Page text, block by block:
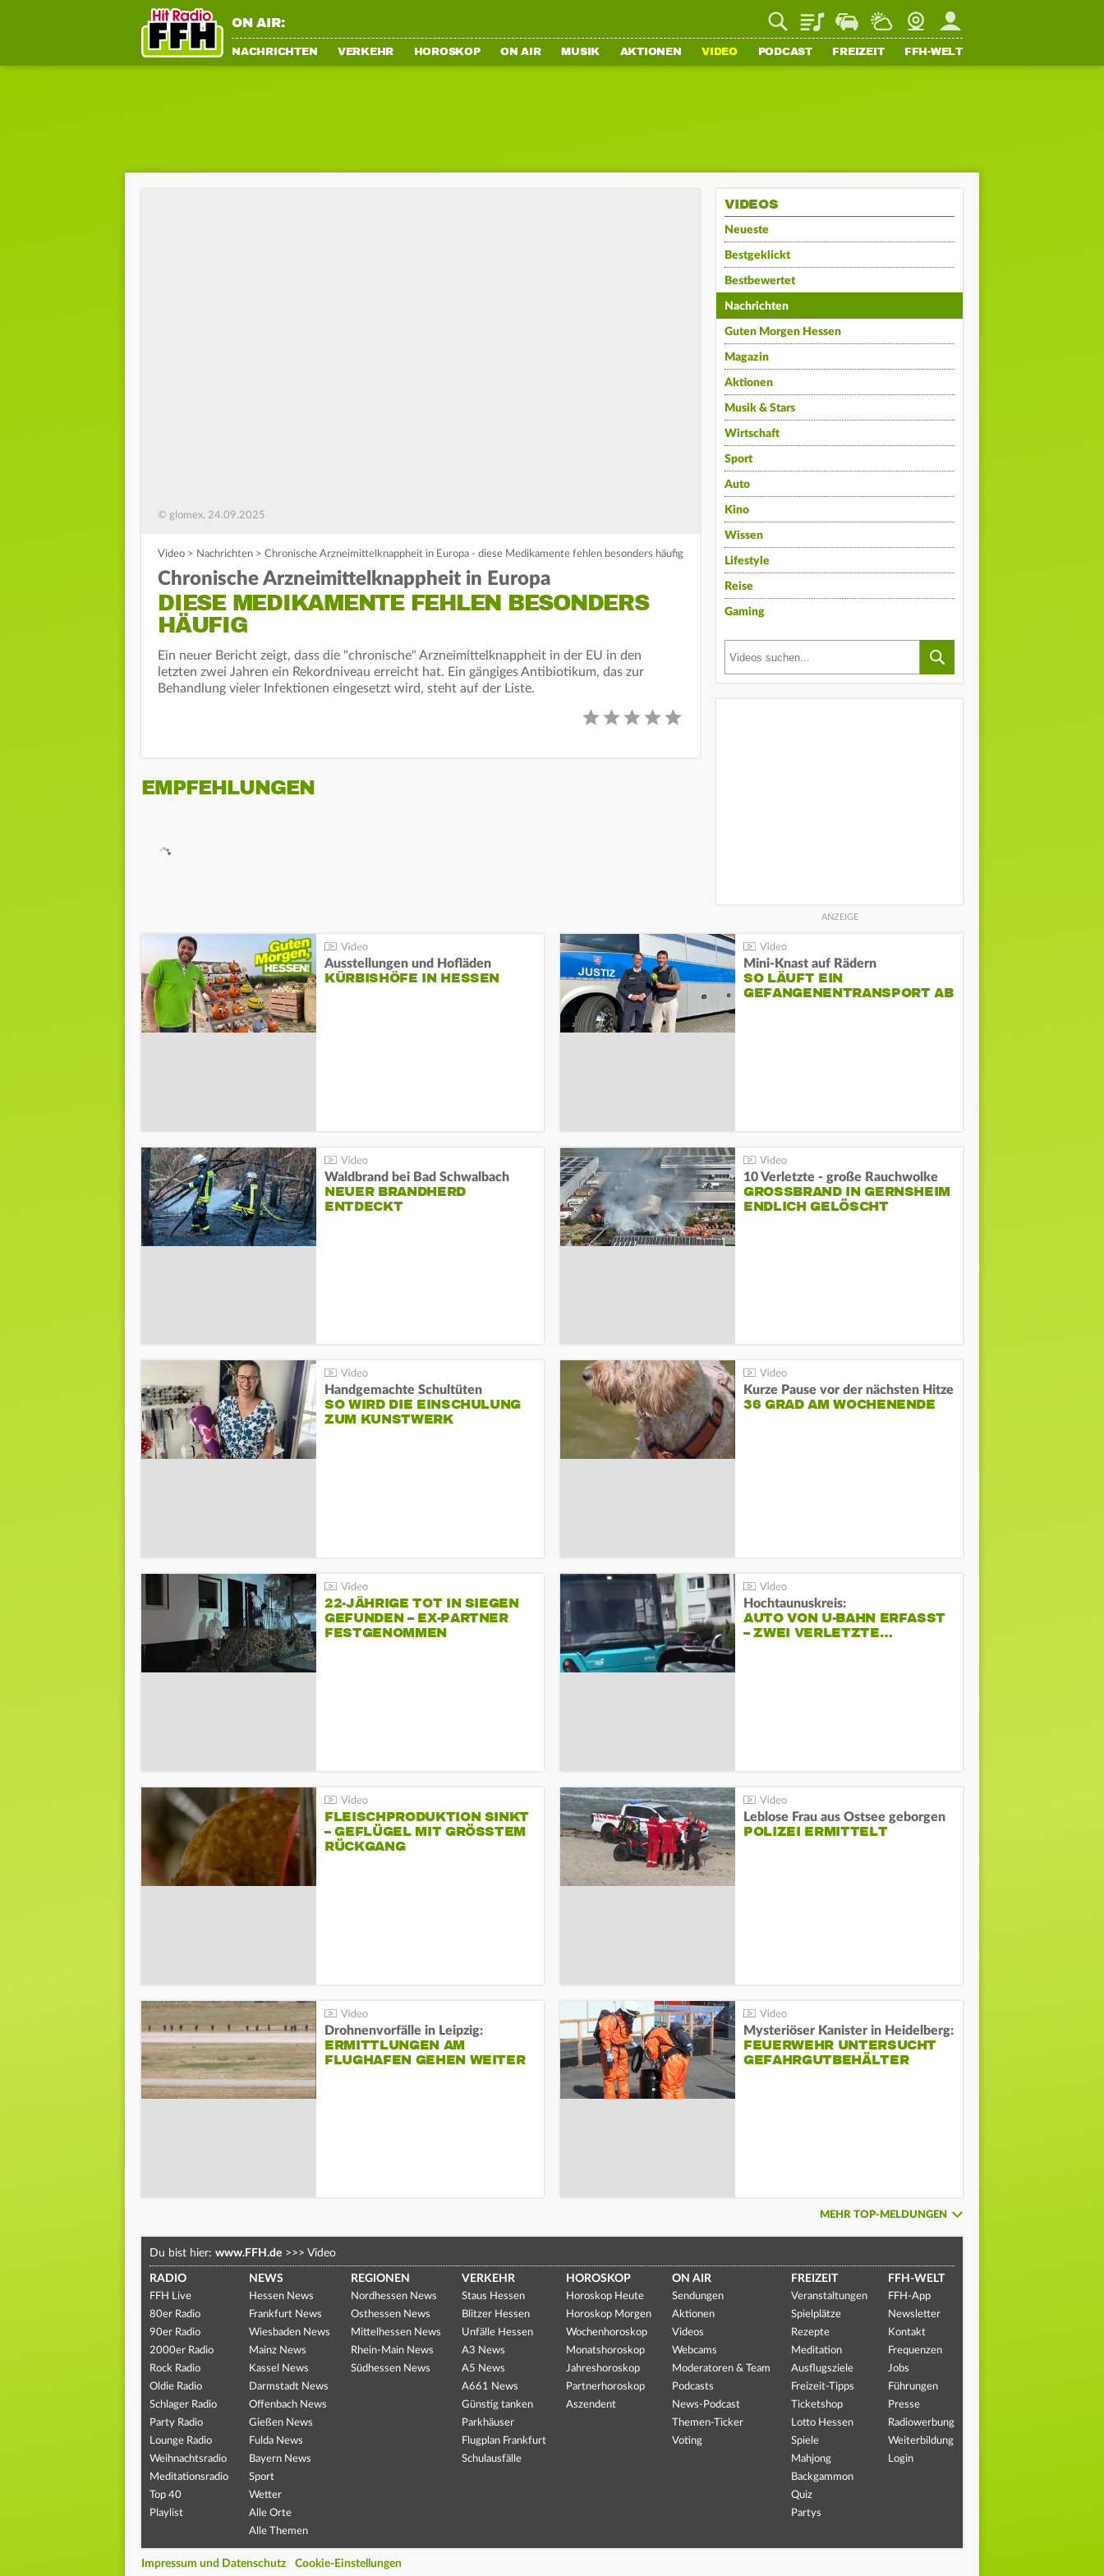
ON AIR: PlaylistStaupilotWetterWebcamMein FFH
NACHRICHTEN VERKEHR HOROSKOP ON AIR MUSIK AKTIONEN VIDEO PODCAST FREIZEIT FFH-WELT
© glomex, 24.09.2025
Video > Nachrichten > Chronische Arzneimittelknappheit in Europa - diese Medikamente fehlen besonders häufig
Chronische Arzneimittelknappheit in Europa
DIESE MEDIKAMENTE FEHLEN BESONDERS
HÄUFIG
Ein neuer Bericht zeigt, dass die "chronische" Arzneimittelknappheit in der EU in den
letzten zwei Jahren ein Rekordniveau erreicht hat. Ein gängiges Antibiotikum, das zur
Behandlung vieler Infektionen eingesetzt wird, steht auf der Liste.
EMPFEHLUNGEN
VIDEOS
Neueste
Bestgeklickt
Bestbewertet
Nachrichten
Guten Morgen Hessen
Magazin
Aktionen
Musik & Stars
Wirtschaft
Sport
Auto
Kino
Wissen
Lifestyle
Reise
Gaming
Ausstellungen und Hofläden
KÜRBISHÖFE IN HESSEN
Mini-Knast auf Rädern
SO LÄUFT EIN
GEFANGENENTRANSPORT AB
Waldbrand bei Bad Schwalbach
NEUER BRANDHERD
ENTDECKT
10 Verletzte - große Rauchwolke
GROSSBRAND IN GERNSHEIM E
NDLICH GELÖSCHT
Handgemachte Schultüten
SO WIRD DIE EINSCHULUNG
ZUM KUNSTWERK
Kurze Pause vor der nächsten Hitze
36 GRAD AM WOCHENENDE
22-JÄHRIGE TOT IN SIEGEN
GEFUNDEN – EX-PARTNER
FESTGENOMMEN
Hochtaunuskreis:
AUTO VON U-BAHN ERFASST
– ZWEI VERLETZTE…
FLEISCHPRODUKTION SINKT
– GEFLÜGEL MIT GRÖSSTEM R
ÜCKGANG
Leblose Frau aus Ostsee geborgen
POLIZEI ERMITTELT
Drohnenvorfälle in Leipzig:
ERMITTLUNGEN AM
FLUGHAFEN GEHEN WEITER
Mysteriöser Kanister in Heidelberg:
FEUERWEHR UNTERSUCHT
GEFAHRGUTBEHÄLTER
MEHR TOP-MELDUNGEN
Du bist hier: www.FFH.de >>> Video
RADIO
FFH Live
80er Radio
90er Radio
2000er Radio
Rock Radio
Oldie Radio
Schlager Radio
Party Radio
Lounge Radio
Weihnachtsradio
Meditationsradio
Top 40
Playlist
NEWS
Hessen News
Frankfurt News
Wiesbaden News
Mainz News
Kassel News
Darmstadt News
Offenbach News
Gießen News
Fulda News
Bayern News
Sport
Wetter
Alle Orte
Alle Themen
REGIONEN
Nordhessen News
Osthessen News
Mittelhessen News
Rhein-Main News
Südhessen News
VERKEHR
Staus Hessen
Blitzer Hessen
Unfälle Hessen
A3 News
A5 News
A661 News
Günstig tanken
Parkhäuser
Flugplan Frankfurt
Schulausfälle
HOROSKOP
Horoskop Heute
Horoskop Morgen
Wochenhoroskop
Monatshoroskop
Jahreshoroskop
Partnerhoroskop
Aszendent
ON AIR
Sendungen
Aktionen
Videos
Webcams
Moderatoren & Team
Podcasts
News-Podcast
Themen-Ticker
Voting
FREIZEIT
Veranstaltungen
Spielplätze
Rezepte
Meditation
Ausflugsziele
Freizeit-Tipps
Ticketshop
Lotto Hessen
Spiele
Mahjong
Backgammon
Quiz
Partys
FFH-WELT
FFH-App
Newsletter
Kontakt
Frequenzen
Jobs
Führungen
Presse
Radiowerbung
Weiterbildung
Login
Impressum und Datenschutz Cookie-Einstellungen